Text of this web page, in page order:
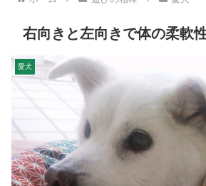
右向きと左向きで体の柔軟
愛犬